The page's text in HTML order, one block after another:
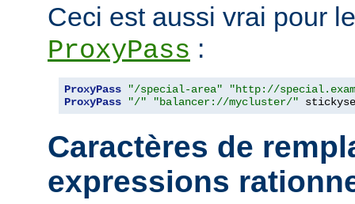
Ceci est aussi vrai pour
ProxyPass :
ProxyPass "/special-area"
"http://
ProxyPass
"/" "balancer://mycluster/"
Caractères de
expressions